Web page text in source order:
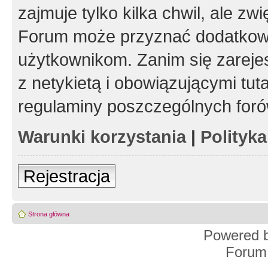
zajmuje tylko kilka chwil, ale
Forum może przyznać
użytkownikom. Zanim się
z netykietą i obowiązującymi
regulaminy poszczególnych
Warunki korzystania|
Rejestracja
Strona główna
Powered